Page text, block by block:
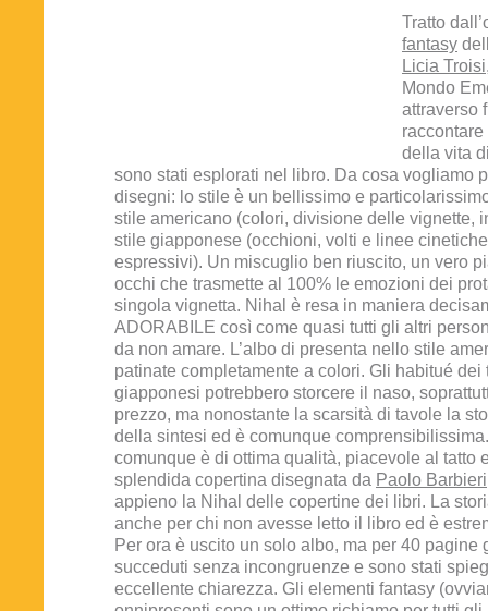
Tratto
fantasy
Licia Troisi
Mondo
attraverso
della vita
sono stati esplorati nel libro. Da cosa vogliamo
disegni: lo stile è un bellissimo e
stile americano (colori, divisione delle vignette,
stile giapponese (occhioni, volti e linee
espressivi). Un miscuglio ben riuscito, un vero
occhi che trasmette al 100% le emozioni dei
singola vignetta. Nihal è resa in maniera
ADORABILE così come quasi tutti gli altri
da non amare. L’albo di presenta nello stile
patinate completamente a colori. Gli habitué dei
giapponesi potrebbero storcere il naso,
prezzo, ma nonostante la scarsità di tavole la
della sintesi ed è comunque comprensibilissima.
comunque è di ottima qualità, piacevole al tatto
splendida copertina disegnata da Paolo Barbieri
appieno la Nihal delle copertine dei libri. La
anche per chi non avesse letto il libro ed è
Per ora è uscito un solo albo, ma per 40 pagine
succeduti senza incongruenze e sono stati
eccellente chiarezza. Gli elementi fantasy